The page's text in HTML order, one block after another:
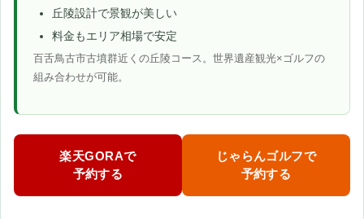
丘陵設計で景観が美しい
料金もエリア相場で安定
百舌鳥古市古墳群近くの丘陵コース。世界遺産観光×ゴルフの
組み合わせが可能。
楽天GORAで
予約する
じゃらんゴルフで
予約する